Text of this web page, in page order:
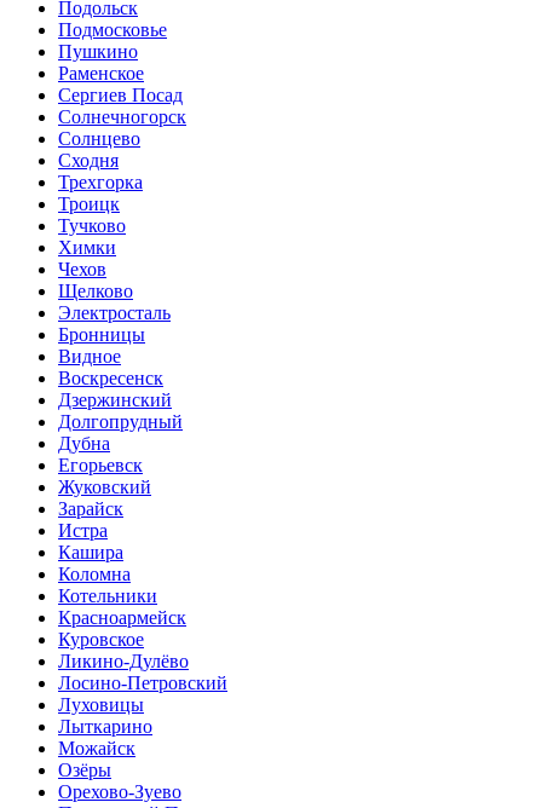
Подольск
Подмосковье
Пушкино
Раменское
Сергиев Посад
Солнечногорск
Солнцево
Сходня
Трехгорка
Троицк
Тучково
Химки
Чехов
Щелково
Электросталь
Бронницы
Видное
Воскресенск
Дзержинский
Долгопрудный
Дубна
Егорьевск
Жуковский
Зарайск
Истра
Кашира
Коломна
Котельники
Красноармейск
Куровское
Ликино-Дулёво
Лосино-Петровский
Луховицы
Лыткарино
Можайск
Озёры
Орехово-Зуево